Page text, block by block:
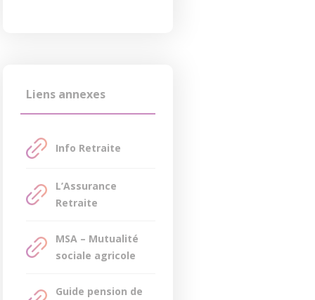
Liens annexes
Info Retraite
L’Assurance
Retraite
MSA – Mutualité
sociale agricole
Guide pension de